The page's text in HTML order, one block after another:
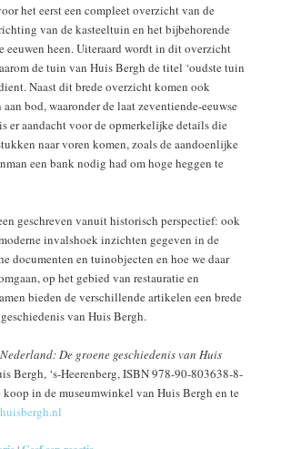
het eerst een compleet overzicht van de
van de kasteeltuin en het bijbehorende
eeuwen heen. Uiteraard wordt in dit overzicht
de tuin van Huis Bergh de titel ‘oudste tuin
Naast dit brede overzicht komen ook
aan bod, waaronder de laat zeventiende-eeuwse
er aandacht voor de opmerkelijke details die
naar voren komen, zoals de aandoenlijke
een bank nodig had om hoge heggen te
geschreven vanuit historisch perspectief: ook
invalshoek inzichten gegeven in de
documenten en tuinobjecten en hoe we daar
op het gebied van restauratie en
bieden de verschillende artikelen een brede
van Huis Bergh.
De groene geschiedenis van Huis
Bergh, ‘s-Heerenberg, ISBN 978-90-803638-8-
koop in de museumwinkel van Huis Bergh en te